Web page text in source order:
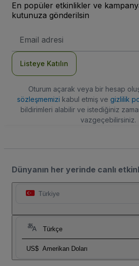
En popüler etkinlikler ve
kutunuza gönderilsin
posta
Listeye Katılın
Oturum açarak veya bir hesap
sözleşmemizi kabul etmiş ve gizlilik
bildirimleri alabilir ve istediğiniz
vazgeçebilirsiniz.
Dünyanın her yerinde canlı
Türkiye
Türkçe
US$ Amerikan Doları